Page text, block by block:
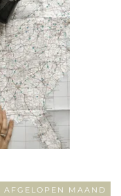
AFGELOPEN MAAND